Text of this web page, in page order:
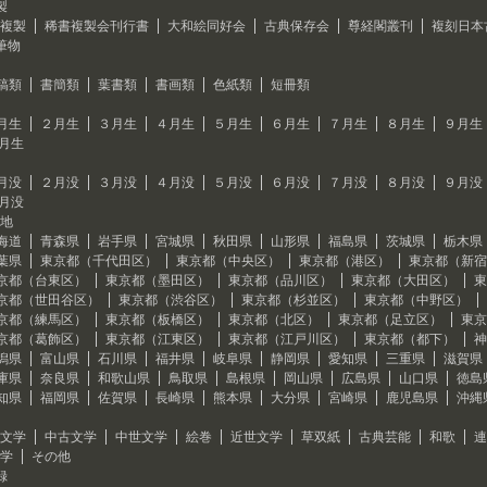
製
稀書複製会刊行書 大和絵同好会 古典保存会 尊経閣叢刊
複刻日本
物
類 書簡類 葉書類 書画類 色紙類 短冊類
生 ２月生 ３月生 ４月生 ５月生 ６月生 ７月生 ８月生
９月生
生
没 ２月没 ３月没 ４月没 ５月没 ６月没 ７月没 ８月没
９月没
没
道
青森県 岩手県 宮城県 秋田県 山形県 福島県 茨城県
栃木県
県
東京都（千代田区） 東京都（中央区） 東京都（港区）
東京都（新
都（台東区）
東京都（墨田区） 東京都（品川区） 東京都（大田区）
都（世田谷区）
東京都（渋谷区） 東京都（杉並区）
東京都（中野区）
都（練馬区）
東京都（板橋区） 東京都（北区） 東京都（足立区）
東
都（葛飾区）
東京都（江東区） 東京都（江戸川区） 東京都（都下）
県
富山県 石川県 福井県 岐阜県 静岡県 愛知県 三重県
滋賀県
県
奈良県 和歌山県 鳥取県 島根県 岡山県 広島県 山口県
徳島
県
福岡県 佐賀県 長崎県 熊本県 大分県 宮崎県 鹿児島県 沖縄
学 中古文学 中世文学 絵巻 近世文学 草双紙 古典芸能 和歌
その他